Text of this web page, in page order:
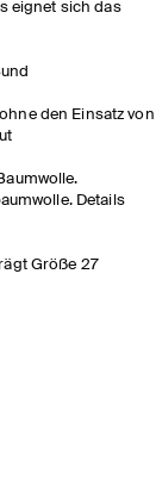
eignet sich das
den Einsatz von
Details
Größe 27